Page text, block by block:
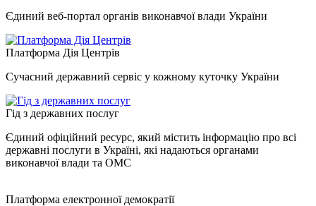
Єдиний веб-портал органів виконавчої влади України
Платформа Дія Центрів
Сучасний державний сервіс у кожному куточку України
Гід з державних послуг
Єдиний офіційний ресурс, який містить інформацію про всі
державні послуги в Україні, які надаються органами
виконавчої влади та ОМС
Платформа електронної демократії